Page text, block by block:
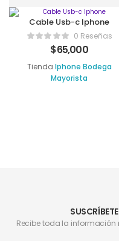
Cable Usb-c Iphone
0 Reseñas
$65,000
Tienda Iphone Bodega
Mayorista
Recibe toda la información